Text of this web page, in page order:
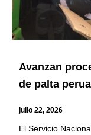
Avanzan
de palta
julio 22, 2026
El Servicio